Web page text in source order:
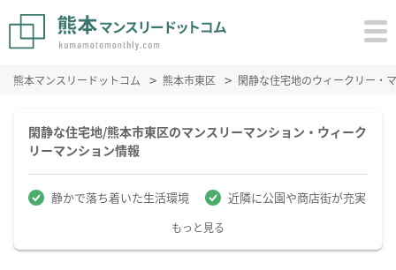
熊本マンスリードットコム 熊本市東区 閑静な住宅地のウィークリー・
閑静な住宅地/熊本市東区のマンスリーマンション・ウィーク
リーマンション情報
静かで落ち着いた生活環境 近隣に公園や商店街が充実
もっと見る